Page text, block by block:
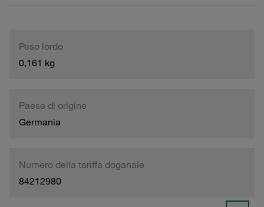
Peso lordo
0,161 kg
Paese di origine
Germania
Numero della tariffa doganale
84212980